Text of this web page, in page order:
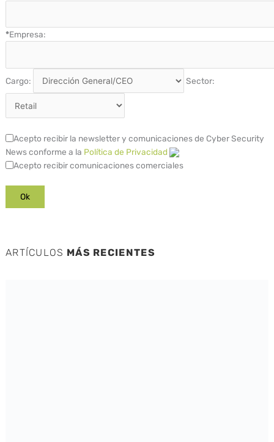
*Empresa:
Cargo: Sector:
Acepto recibir la newsletter y comunicaciones de Cyber Security
News conforme a la Política de Privacidad
Acepto recibir comunicaciones comerciales
ARTÍCULOS MÁS RECIENTES